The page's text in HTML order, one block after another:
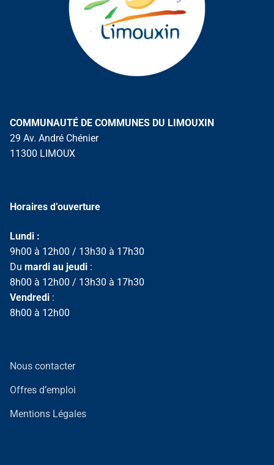
COMMUNAUTÉ DE COMMUNES DU LIMOUXIN
29 Av. André Chénier
11300 LIMOUX
Horaires d’ouverture
Lundi :
9h00 à 12h00 / 13h30 à 17h30
Du mardi au jeudi :
8h00 à 12h00 / 13h30 à 17h30
Vendredi :
8h00 à 12h00
Nous contacter
Offres d’emploi
Mentions Légales